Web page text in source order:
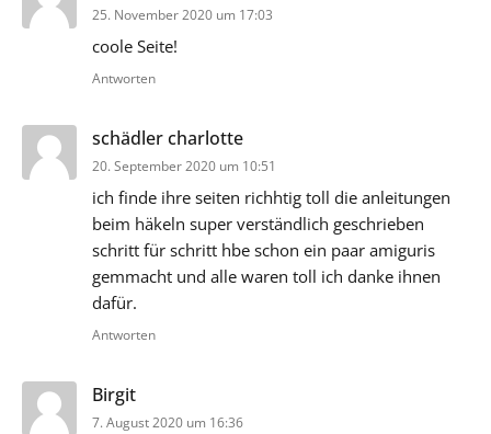
25. November 2020 um 17:03
coole Seite!
Antworten
schädler charlotte
20. September 2020 um 10:51
ich finde ihre seiten richhtig toll die anleitungen
beim häkeln super verständlich geschrieben
schritt für schritt hbe schon ein paar amiguris
gemmacht und alle waren toll ich danke ihnen
dafür.
Antworten
Birgit
7. August 2020 um 16:36